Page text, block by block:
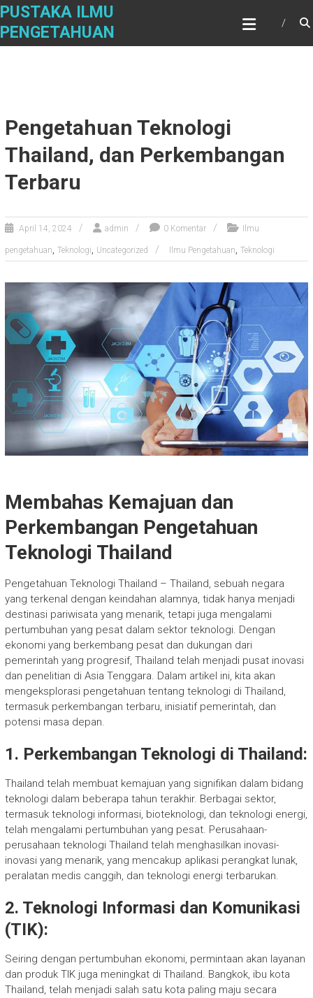
Skip
content
PUSTAKA ILMU
PENGETAHUAN
Pengetahuan Teknologi
Thailand, dan Perkembangan
Terbaru
April 14, 2024 admin 0 Komentar Ilmu
pengetahuan, Teknologi, Uncategorized Ilmu Pengetahuan, Teknologi
Membahas Kemajuan dan
Perkembangan Pengetahuan
Teknologi Thailand
Pengetahuan Teknologi Thailand – Thailand, sebuah negara
yang terkenal dengan keindahan alamnya, tidak hanya menjadi
destinasi pariwisata yang menarik, tetapi juga mengalami
pertumbuhan yang pesat dalam sektor teknologi. Dengan
ekonomi yang berkembang pesat dan dukungan dari
pemerintah yang progresif, Thailand telah menjadi pusat inovasi
dan penelitian di Asia Tenggara. Dalam artikel ini, kita akan
mengeksplorasi pengetahuan tentang teknologi di Thailand,
termasuk perkembangan terbaru, inisiatif pemerintah, dan
potensi masa depan.
1. Perkembangan Teknologi di Thailand:
Thailand telah membuat kemajuan yang signifikan dalam bidang
teknologi dalam beberapa tahun terakhir. Berbagai sektor,
termasuk teknologi informasi, bioteknologi, dan teknologi energi,
telah mengalami pertumbuhan yang pesat. Perusahaan-
perusahaan teknologi Thailand telah menghasilkan inovasi-
inovasi yang menarik, yang mencakup aplikasi perangkat lunak,
peralatan medis canggih, dan teknologi energi terbarukan.
2. Teknologi Informasi dan Komunikasi
(TIK):
Seiring dengan pertumbuhan ekonomi, permintaan akan layanan
dan produk TIK juga meningkat di Thailand. Bangkok, ibu kota
Thailand, telah menjadi salah satu kota paling maju secara